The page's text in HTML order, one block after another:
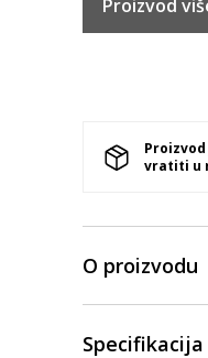
Proizvod
vratiti u
O proizvodu
Specifikacija